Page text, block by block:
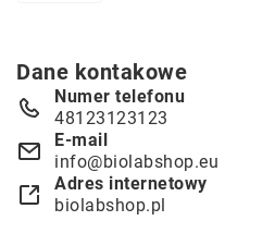
Dane kontakowe
Numer telefonu
48123123123
E-mail
info@biolabshop.eu
Adres internetowy
biolabshop.pl